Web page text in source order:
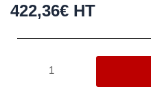
422,36€ HT